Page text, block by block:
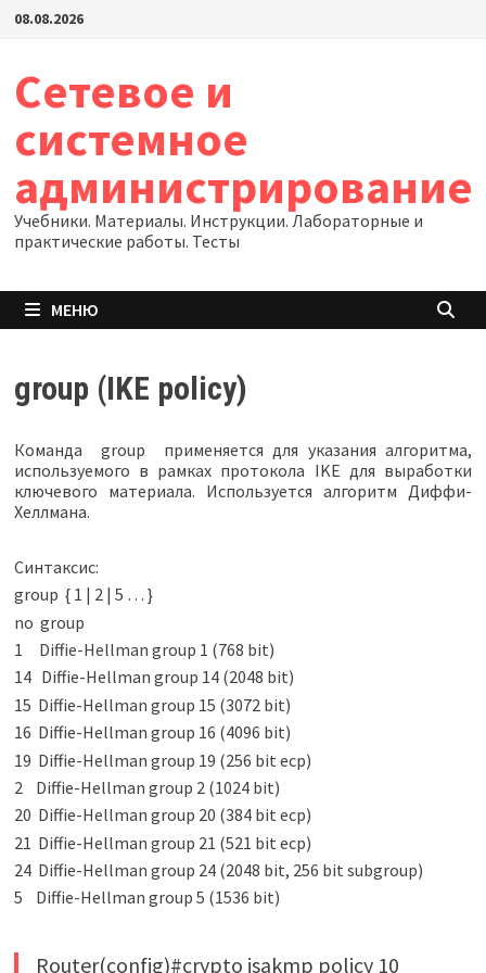
Перейти
08.08.2026
Сетевое и
системное
администрирование
Учебники. Материалы. Инструкции. Лабораторные и
практические работы. Тесты
МЕНЮ
group (IKE policy)
Команда group
применяется для указания алгоритма,
используемого в рамках протокола IKE для выработки
ключевого материала. Используется алгоритм Диффи-
Хеллмана.
Синтаксис:
group { 1 | 2| 5 … }
no group
1 Diffie-Hellman group 1 (768 bit)
14 Diffie-Hellman group 14 (2048 bit)
15 Diffie-Hellman group 15 (3072 bit)
16 Diffie-Hellman group 16 (4096 bit)
19 Diffie-Hellman group 19 (256 bit ecp)
2 Diffie-Hellman group 2 (1024 bit)
20 Diffie-Hellman group 20 (384 bit ecp)
21 Diffie-Hellman group 21 (521 bit ecp)
24 Diffie-Hellman group 24 (2048 bit, 256 bit subgroup)
5 Diffie-Hellman group 5 (1536 bit)
Router(config)#crypto isakmp policy 10